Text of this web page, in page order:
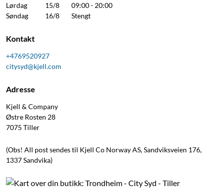
Lørdag
Søndag
15/8
16/8
09:00 - 20:00
Stengt
Kontakt
+4769520927
citysyd@kjell.com
Adresse
Kjell & Company
Østre Rosten 28
7075 Tiller
(Obs! All post sendes til Kjell Co Norway AS, Sandviksveien 176,
1337 Sandvika)